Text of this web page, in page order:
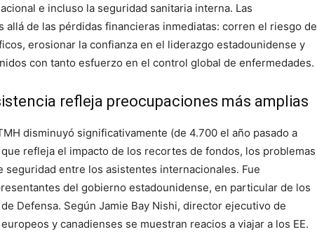
e incluso la seguridad sanitaria interna. Las
allá de las pérdidas financieras inmediatas: corren el riesgo de
erosionar la confianza en el liderazgo estadounidense y
con tanto esfuerzo en el control global de enfermedades.
refleja preocupaciones más amplias
disminuyó significativamente (de 4.700 el año pasado a
refleja el impacto de los recortes de fondos, los problemas
seguridad entre los asistentes internacionales. Fue
del gobierno estadounidense, en particular de los
Defensa. Según Jamie Bay Nishi, director ejecutivo de
y canadienses se muestran reacios a viajar a los EE.